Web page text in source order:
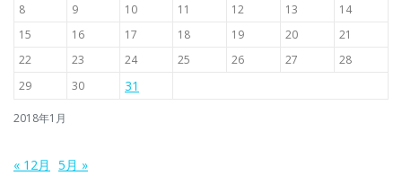
2018年1月
8
9 10 11 12 13
14
15
16 17 18 19 20
21
22
23 24 25 26 27
28
29
30 31
« 12月 5月 »